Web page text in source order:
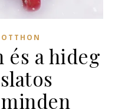
OTTHON
a hideg